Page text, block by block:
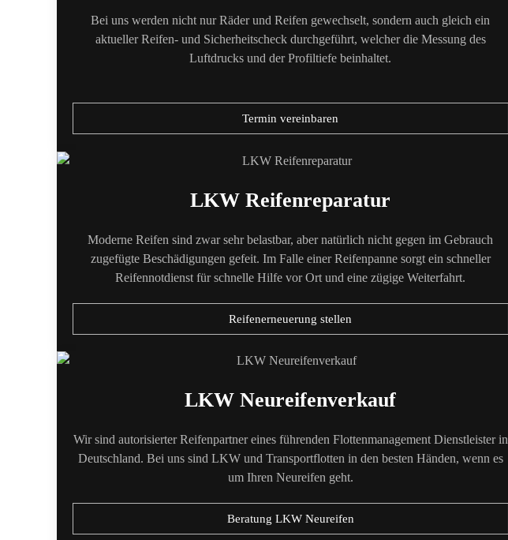
Bei uns werden nicht nur Räder und Reifen gewechselt, sondern auch gleich ein
aktueller Reifen- und Sicherheitscheck durchgeführt, welcher die Messung des
Luftdrucks und der Profiltiefe beinhaltet.
Termin vereinbaren
LKW Reifenreparatur
Moderne Reifen sind zwar sehr belastbar, aber natürlich nicht gegen im Gebrauch
zugefügte Beschädigungen gefeit. Im Falle einer Reifenpanne sorgt ein schneller
Reifennotdienst für schnelle Hilfe vor Ort und eine zügige Weiterfahrt.
Reifenerneuerung stellen
LKW Neureifenverkauf
Wir sind autorisierter Reifenpartner eines führenden Flottenmanagement Dienstleister in
Deutschland. Bei uns sind LKW und Transportflotten in den besten Händen, wenn es
um Ihren Neureifen geht.
Beratung LKW Neureifen